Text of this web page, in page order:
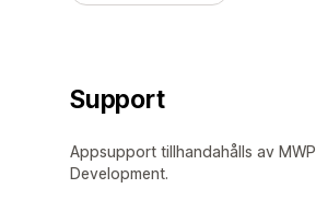
Support
Appsupport tillhandahålls av MWP
Development.